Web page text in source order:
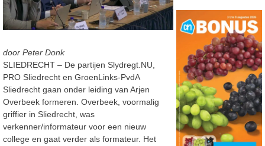
door Peter Donk
SLIEDRECHT – De partijen Slydregt.NU,
PRO Sliedrecht en GroenLinks-PvdA
Sliedrecht gaan onder leiding van Arjen
Overbeek formeren. Overbeek, voormalig
griffier in Sliedrecht, was
verkenner/informateur voor een nieuw
college en gaat verder als formateur. Het